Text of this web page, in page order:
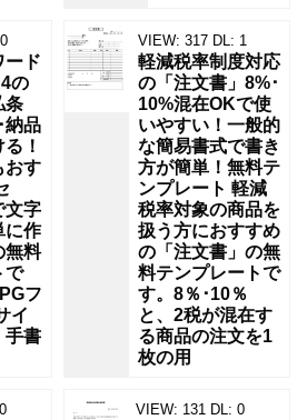
0
ード
の
条
納品
！
おす
文字
に作
無料
で
フ
イ
手書
VIEW: 317 DL: 1
軽減税率制度対応
の「注文書」8%･
10%混在OKで使
いやすい！一般的
な簡易書式で書き
方が簡単！無料テ
ンプレート 軽減
税率対象の商品を
扱う方におすすめ
の「注文書」の無
料テンプレートで
す。8％･10％
と、2税が混在す
る商品の注文を1
枚の用
0 VIEW: 131 DL: 0